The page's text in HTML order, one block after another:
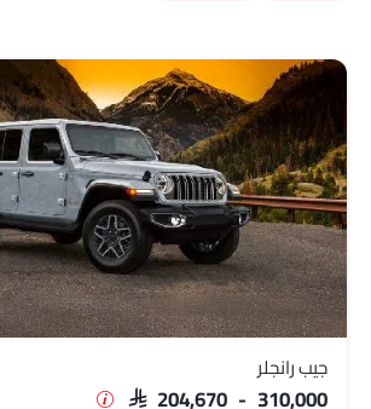
نماذج جيب قائمة الأسعار
جيب رانجلر 204,670 - 310,000
جيب رانجلر
SAR 204,670 - 310,000